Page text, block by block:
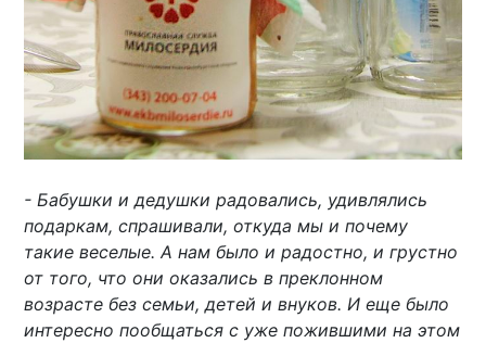
- Бабушки и дедушки радовались, удивлялись
подаркам, спрашивали, откуда мы и почему
такие веселые. А нам было и радостно, и грустно
от того, что они оказались в преклонном
возрасте без семьи, детей и внуков. И еще было
интересно пообщаться с уже пожившими на этом